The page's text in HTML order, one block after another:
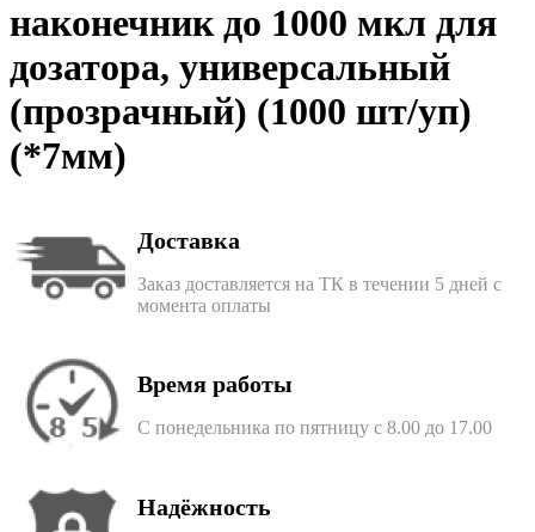
наконечник до 1000 мкл для
дозатора, универсальный
(прозрачный) (1000 шт/уп)
(*7мм)
Доставка
Заказ доставляется на ТК в течении 5 дней с
момента оплаты
Время работы
С понедельника по пятницу с 8.00 до 17.00
Надёжность